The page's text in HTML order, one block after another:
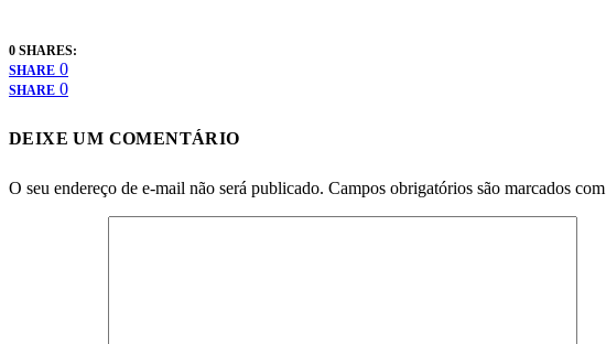
0 SHARES:
SHARE 0
SHARE 0
DEIXE UM COMENTÁRIO
O seu endereço de e-mail não será publicado. Campos obrigatórios são marcados com